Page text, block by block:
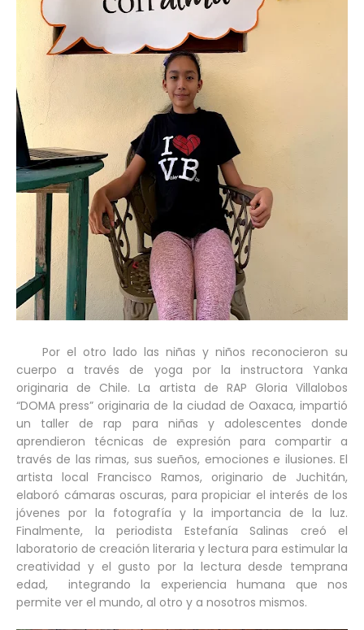
Por el otro lado las niñas y niños reconocieron su
cuerpo a través de yoga por la instructora Yanka
originaria de Chile. La artista de RAP Gloria Villalobos
“DOMA press” originaria de la ciudad de Oaxaca, impartió
un taller de rap para niñas y adolescentes donde
aprendieron técnicas de expresión para compartir a
través de las rimas, sus sueños, emociones e ilusiones. El
artista local Francisco Ramos, originario de Juchitán,
elaboró cámaras oscuras, para propiciar el interés de los
jóvenes por la fotografía y la importancia de la luz.
Finalmente, la periodista Estefanía Salinas creó el
laboratorio de creación literaria y lectura para estimular la
creatividad y el gusto por la lectura desde temprana
edad, integrando la experiencia humana que nos
permite ver el mundo, al otro y a nosotros mismos.